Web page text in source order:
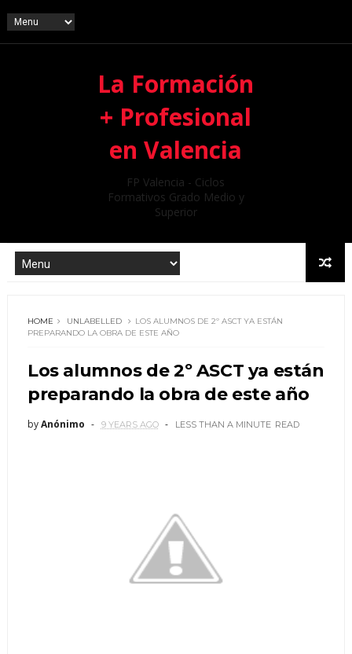
La Formación
+ Profesional
en Valencia
FP Valencia - Ciclos
Formativos Grado Medio y
Superior
HOME UNLABELLED
LOS ALUMNOS DE 2º ASCT YA ESTÁN
PREPARANDO LA OBRA DE ESTE AÑO
Los alumnos de 2º ASCT ya están
preparando la obra de este año
byAnónimo 9 YEARS AGO LESS THAN A MINUTE READ